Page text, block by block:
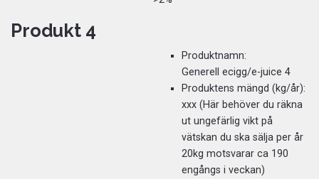
Produkt 4
Produktnamn:
Generell ecigg/e-juice 4
Produktens mängd (kg/år):
xxx (Här behöver du räkna
ut ungefärlig vikt på
vätskan du ska sälja per år
20kg motsvarar ca 190
engångs i veckan)